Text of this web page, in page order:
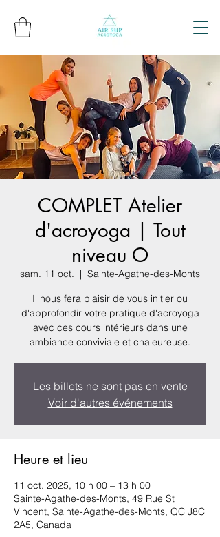
COMPLET Atelier
d'acroyoga | Tout
niveau O
sam. 11 oct.
  |
Sainte-Agathe-des-Monts
Il nous fera plaisir de vous initier ou
d'approfondir votre pratique d'acroyoga
avec ces cours intérieurs dans une
ambiance conviviale et chaleureuse.
Les billets ne sont pas en vente
Voir d'autres événements
Heure et lieu
11 oct. 2025, 10 h 00 – 13 h 00
Sainte-Agathe-des-Monts, 49 Rue St
Vincent, Sainte-Agathe-des-Monts, QC J8C
2A5, Canada